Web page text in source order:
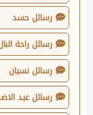
رسائل حسد
رسائل راحة
رسائل نسيان
رسائل عيد